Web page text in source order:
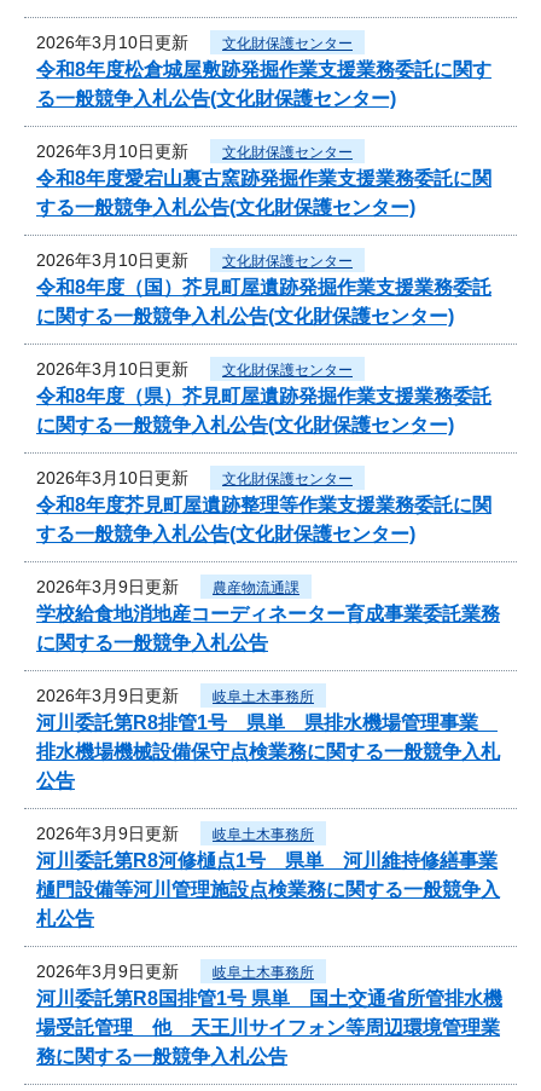
2026年3月10日更新 文化財保護センター
令和8年度松倉城屋敷跡発掘作業支援業務委託に関す
る一般競争入札公告(文化財保護センター)
2026年3月10日更新 文化財保護センター
令和8年度愛宕山裏古窯跡発掘作業支援業務委託に関
する一般競争入札公告(文化財保護センター)
2026年3月10日更新 文化財保護センター
令和8年度（国）芥見町屋遺跡発掘作業支援業務委託
に関する一般競争入札公告(文化財保護センター)
2026年3月10日更新 文化財保護センター
令和8年度（県）芥見町屋遺跡発掘作業支援業務委託
に関する一般競争入札公告(文化財保護センター)
2026年3月10日更新 文化財保護センター
令和8年度芥見町屋遺跡整理等作業支援業務委託に関
する一般競争入札公告(文化財保護センター)
2026年3月9日更新 農産物流通課
学校給食地消地産コーディネーター育成事業委託業務
に関する一般競争入札公告
2026年3月9日更新 岐阜土木事務所
河川委託第R8排管1号 県単 県排水機場管理事業
排水機場機械設備保守点検業務に関する一般競争入札
公告
2026年3月9日更新 岐阜土木事務所
河川委託第R8河修樋点1号 県単 河川維持修繕事業
樋門設備等河川管理施設点検業務に関する一般競争入
札公告
2026年3月9日更新 岐阜土木事務所
河川委託第R8国排管1号 県単 国土交通省所管排水機
場受託管理 他 天王川サイフォン等周辺環境管理業
務に関する一般競争入札公告